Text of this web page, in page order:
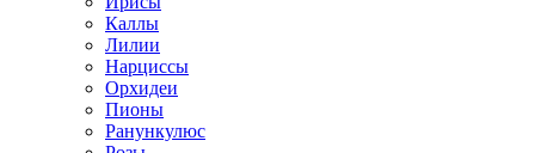
Каллы
Лилии
Нарциссы
Орхидеи
Пионы
Ранункулюс